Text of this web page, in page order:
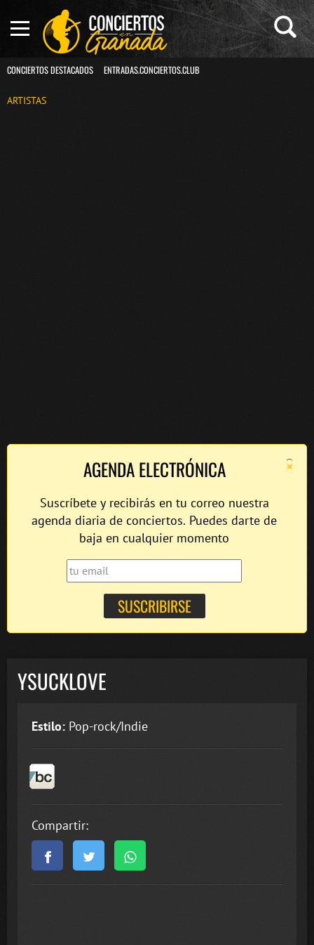
CONCIERTOS DESTACADOS ENTRADAS.CONCIERTOS.CLUB
ARTISTAS
×
AGENDA ELECTRÓNICA
Suscríbete y recibirás en tu correo nuestra
agenda diaria de conciertos. Puedes darte de
baja en cualquier momento
YSUCKLOVE
Estilo: Pop-rock/Indie
Compartir: